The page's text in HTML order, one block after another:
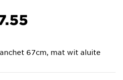
67cm, mat wit aluite